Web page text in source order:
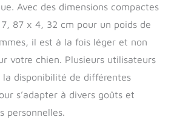
(français non
garanti)
Avec des dimensions compactes
87 x 4, 32 cm pour un poids de
il est à la fois léger et non
votre chien. Plusieurs utilisateurs
la disponibilité de différentes
s’adapter à divers goûts et
personnelles.